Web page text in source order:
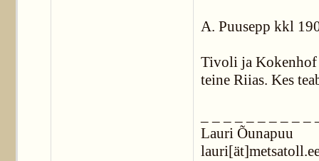
A. Puusepp kkl
Tivoli ja Kokenhof
teine Riias. Kes
Lauri Õunapuu